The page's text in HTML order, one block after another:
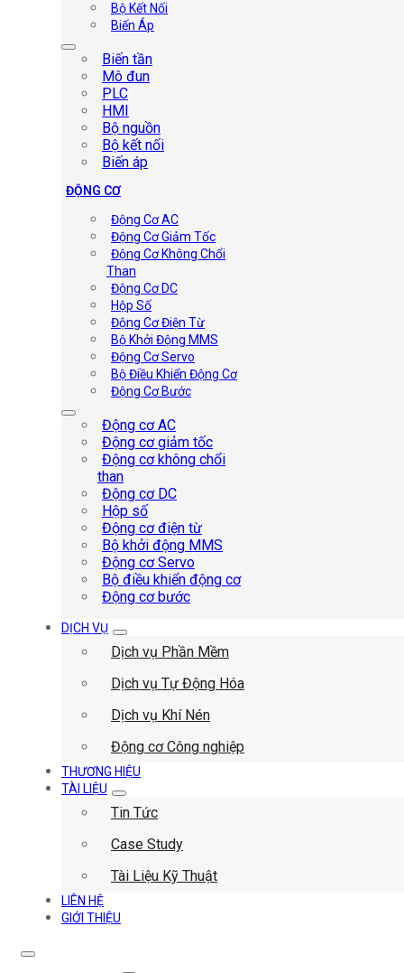
Bộ Kết Nối
Biến Áp
Biến tần
Mô đun
PLC
HMI
Bộ nguồn
Bộ kết nối
Biến áp
ĐỘNG CƠ
Động Cơ AC
Động Cơ Giảm Tốc
Động Cơ Không Chổi
Than
Động Cơ DC
Hộp Số
Động Cơ Điện Từ
Bộ Khởi Động MMS
Động Cơ Servo
Bộ Điều Khiển Động Cơ
Động Cơ Bước
Động cơ AC
Động cơ giảm tốc
Động cơ không chổi
than
Động cơ DC
Hộp số
Động cơ điện từ
Bộ khởi động MMS
Động cơ Servo
Bộ điều khiển động cơ
Động cơ bước
DỊCH VỤ
Dịch vụ Phần Mềm
Dịch vụ Tự Động Hóa
Dịch vụ Khí Nén
Động cơ Công nghiệp
THƯƠNG HIỆU
TÀI LIỆU
Tin Tức
Case Study
Tài Liệu Kỹ Thuật
LIÊN HỆ
GIỚI THIỆU